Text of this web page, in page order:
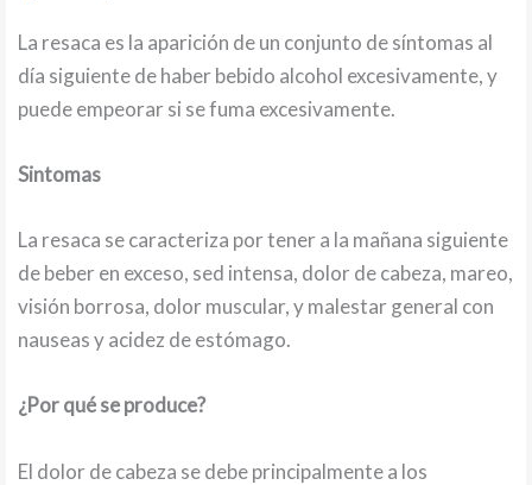
La resaca es la aparición de un conjunto de síntomas al
día siguiente de haber bebido alcohol excesivamente, y
puede empeorar si se fuma excesivamente.
Sintomas
La resaca se caracteriza por tener a la mañana siguiente
de beber en exceso, sed intensa, dolor de cabeza, mareo,
visión borrosa, dolor muscular, y malestar general con
nauseas y acidez de estómago.
¿Por qué se produce?
El dolor de cabeza se debe principalmente a los